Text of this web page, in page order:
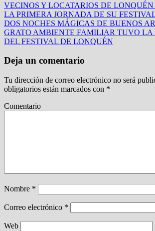
VECINOS Y LOCATARIOS DE LONQUÉN
LA PRIMERA JORNADA DE SU
DOS NOCHES MÁGICAS DE BUENOS
GRATO AMBIENTE FAMILIAR TUVO LA
DEL FESTIVAL DE LONQUÉN
Deja un comentario
Tu dirección de correo electrónico no será
obligatorios están marcados con *
Comentario
Nombre *
Correo electrónico *
Web